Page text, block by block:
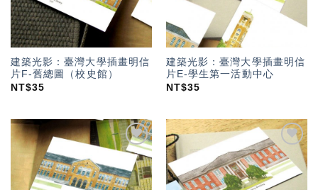
建築光影：臺灣大學插畫明信
片F-舊總圖（校史館）
NT$35
建築光影：臺灣大學插畫明信
片E-學生第一活動中心
NT$35
加入
「願
望輕
單」
加入
「願
望輕
單」